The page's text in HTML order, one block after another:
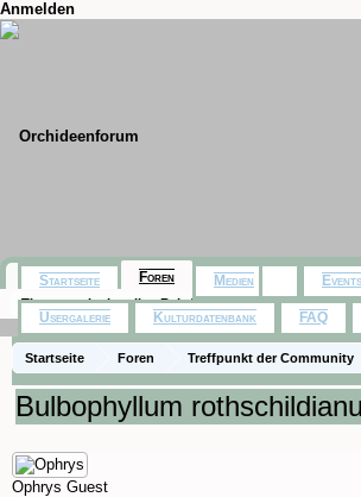
Anmelden
Startseite Foren
Treffpunkt der Community
Orchideenfotos (Naturformen)
Bulbophyllum
Ophrys Guest
Startseite Foren
Themen mit aktuellen Beiträgen
Medien Events
Usergalerie Kulturdatenbank FAQ